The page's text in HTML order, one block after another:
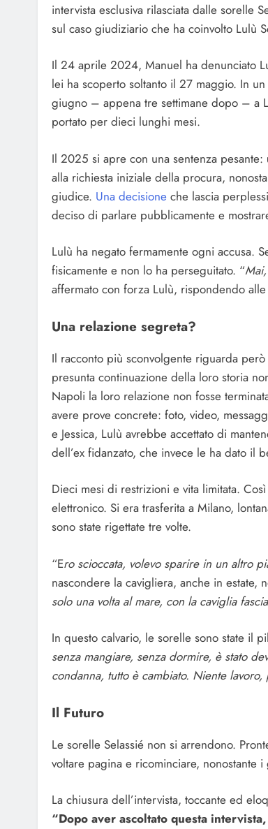
intervista esclusiva rilasciata dalle sorelle
sul caso giudiziario che ha coinvolto Lulù
Il 24 aprile 2024, Manuel ha denunciato
lei ha scoperto soltanto il 27 maggio. In
giugno – appena tre settimane dopo – a
portato per dieci lunghi mesi.
Il 2025 si apre con una sentenza pesante:
alla richiesta iniziale della procura,
giudice. Una decisione che lascia
deciso di parlare pubblicamente e
Lulù ha negato fermamente ogni accusa.
fisicamente e non lo ha perseguitato. “
affermato con forza Lulù, rispondendo alle
Una relazione segreta?
Il racconto più sconvolgente riguarda
presunta continuazione della loro storia
Napoli la loro relazione non fosse
avere prove concrete: foto, video,
e Jessica, Lulù avrebbe accettato di
dell’ex fidanzato, che invece le ha dato il
Dieci mesi di restrizioni e vita limitata.
elettronico. Si era trasferita a Milano,
sono state rigettate tre volte.
“Ero scioccata, volevo sparire in un altro
nascondere la cavigliera, anche in estate,
solo una volta al mare, con la caviglia
In questo calvario, le sorelle sono state il
senza mangiare, senza dormire, è stato
condanna, tutto è cambiato. Niente
Il Futuro
Le sorelle Selassié non si arrendono.
voltare pagina e ricominciare, nonostante
La chiusura dell’intervista, toccante ed
“Dopo aver ascoltato questa